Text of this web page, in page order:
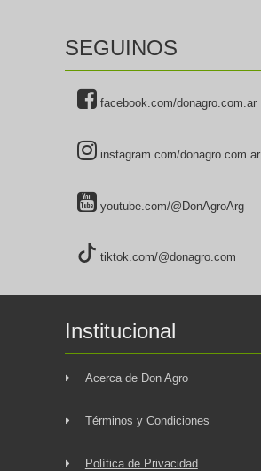
SEGUINOS
facebook.com/donagro.com.ar
instagram.com/donagro.com.ar
youtube.com/@DonAgroArg
tiktok.com/@donagro.com
Institucional
Acerca de Don Agro
Términos y Condiciones
Política de Privacidad